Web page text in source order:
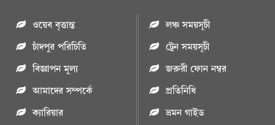
ওয়েব বৃত্তান্ত
চাঁদপুর পরিচিতি
বিজ্ঞাপন মুল্য
আমাদের সম্পর্কে
ক্যারিয়ার
লঞ্চ সময়সূচী
ট্রেন সময়সূচী
জরুরী ফোন নম্বর
প্রতিনিধি
ভ্রমন গাইড